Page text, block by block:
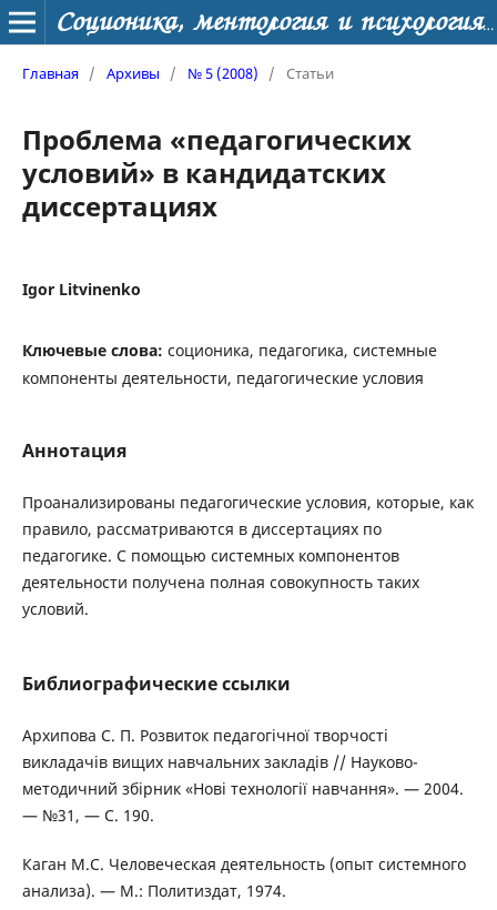
Соционика, ментология и психология личности
Главная / Архивы / № 5 (2008) / Статьи
Проблема «педагогических
условий» в кандидатских
диссертациях
Igor Litvinenko
Ключевые слова: соционика, педагогика, системные
компоненты деятельности, педагогические условия
Аннотация
Проанализированы педагогические условия, которые, как
правило, рассматриваются в диссертациях по
педагогике. С помощью системных компонентов
деятельности получена полная совокупность таких
условий.
Библиографические ссылки
Архипова С. П. Розвиток педагогічної творчості
викладачів вищих навчальних закладів // Науково-
методичний збірник «Нові технології навчання». — 2004.
— №31, — С. 190.
Каган М.С. Человеческая деятельность (опыт системного
анализа). — М.: Политиздат, 1974.